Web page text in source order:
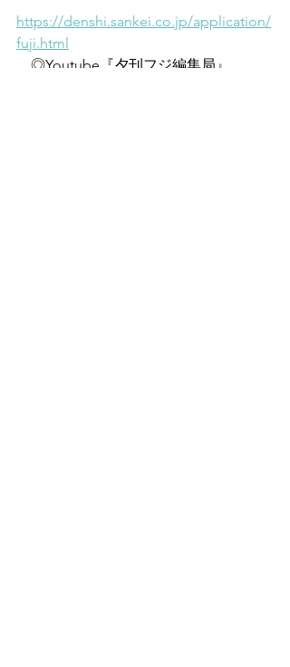
https://denshi.sankei.co.jp/application/
fuji.html
◎Youtube『夕刊フジ編集局』